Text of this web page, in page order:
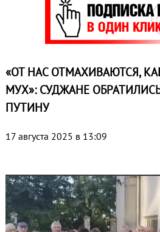
«ОТ НАС ОТМАХИВАЮТСЯ,
МУХ»: СУДЖАНЕ
ПУТИНУ
17 августа 2025 в 13:09